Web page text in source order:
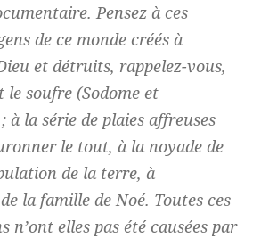
Pensez à ces
de ce monde créés à
et détruits, rappelez-vous,
le soufre (Sodome et
à la série de plaies affreuses
le tout, à la noyade de
de la terre, à
la famille de Noé. Toutes ces
n’ont elles pas été causées par